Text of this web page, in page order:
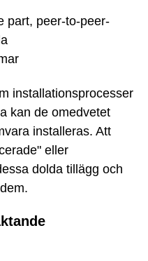
part, peer-to-peer-
installationsprocesser
kan de omedvetet
installeras. Att
eller
dolda tillägg och